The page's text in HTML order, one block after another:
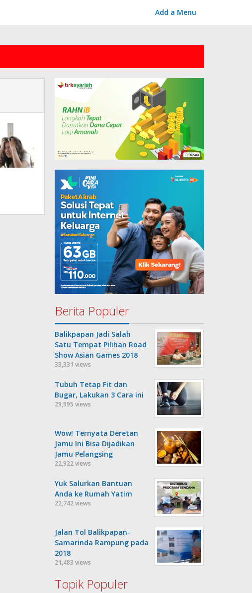
Add a Menu
Berita Populer
Balikpapan Jadi Salah
Satu Tempat Pilihan Road
Show Asian Games 2018
33,331 views
Tubuh Tetap Fit dan
Bugar, Lakukan 3 Cara ini
29,995 views
Wow! Ternyata Deretan
Jamu Ini Bisa Dijadikan
Jamu Pelangsing
22,922 views
Yuk Salurkan Bantuan
Anda ke Rumah Yatim
22,742 views
Jalan Tol Balikpapan-
Samarinda Rampung pada
2018
21,483 views
Topik Populer